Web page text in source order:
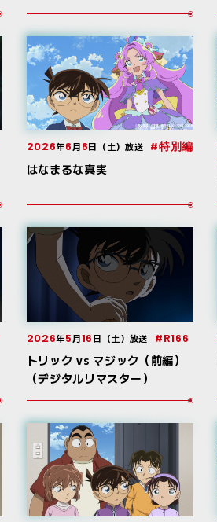
2026年6月6日（土）放送 #特別編
はなまるな真実
2026年5月16日（土）放送 #R166
トリック vs マジック（前編）
（デジタルリマスター）